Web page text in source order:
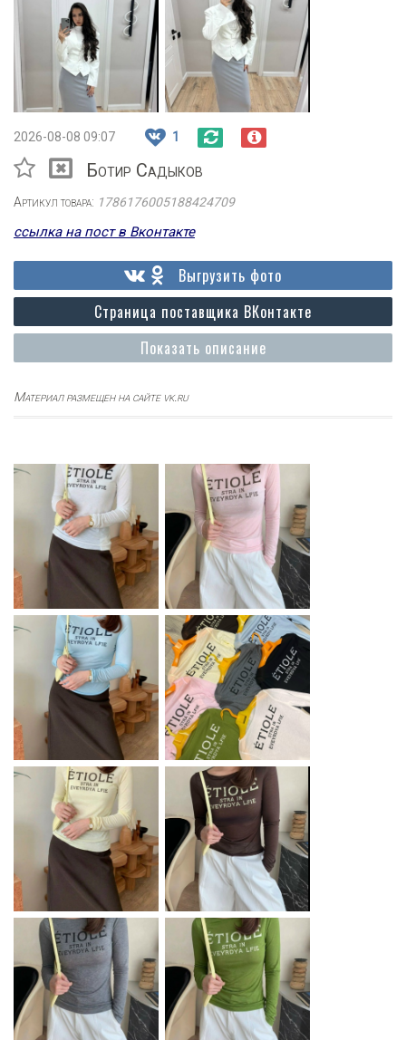
2026-08-08 09:07 1
Ботир Садыков
Артикул товара: 1786176005188424709
ссылка на пост в Вконтакте
Показать описание
Страница поставщика ВКонтакте
Выгрузить фото
Материал размещен на сайте vk.ru